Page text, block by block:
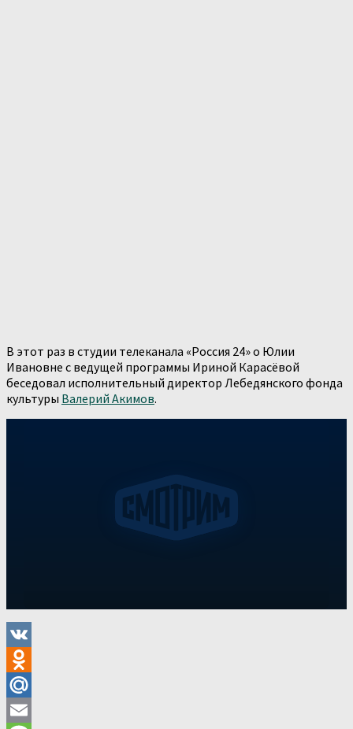
В этот раз в студии телеканала «Россия 24» о Юлии
Ивановне с ведущей программы Ириной Карасёвой
беседовал исполнительный директор Лебедянского фонда
культуры Валерий Акимов.
VK
Odnoklassniki
Mail.Ru